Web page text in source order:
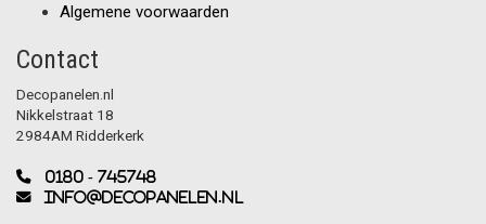
Algemene voorwaarden
Contact
Decopanelen.nl
Nikkelstraat 18
2984AM Ridderkerk
0180 - 745748
info@decopanelen.nl